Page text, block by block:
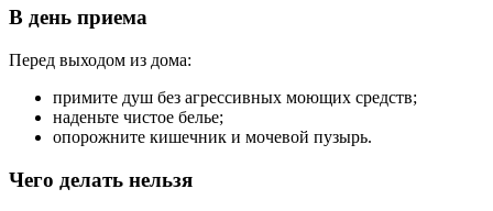
В день приема
Перед выходом из дома:
примите душ без агрессивных моющих средств;
наденьте чистое белье;
опорожните кишечник и мочевой пузырь.
Чего делать нельзя